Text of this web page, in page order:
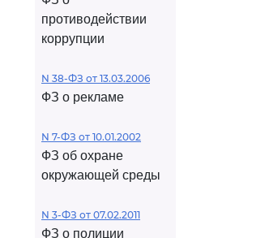
противодействии
коррупции
N 38-ФЗ от 13.03.2006
ФЗ о рекламе
N 7-ФЗ от 10.01.2002
ФЗ об охране
окружающей среды
N 3-ФЗ от 07.02.2011
ФЗ о полиции